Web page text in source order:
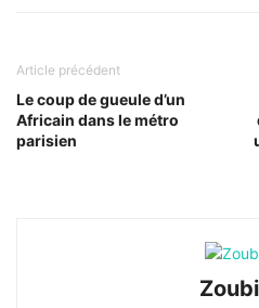
Article précédent
Le coup de gueule d’un
Africain dans le métro
parisien